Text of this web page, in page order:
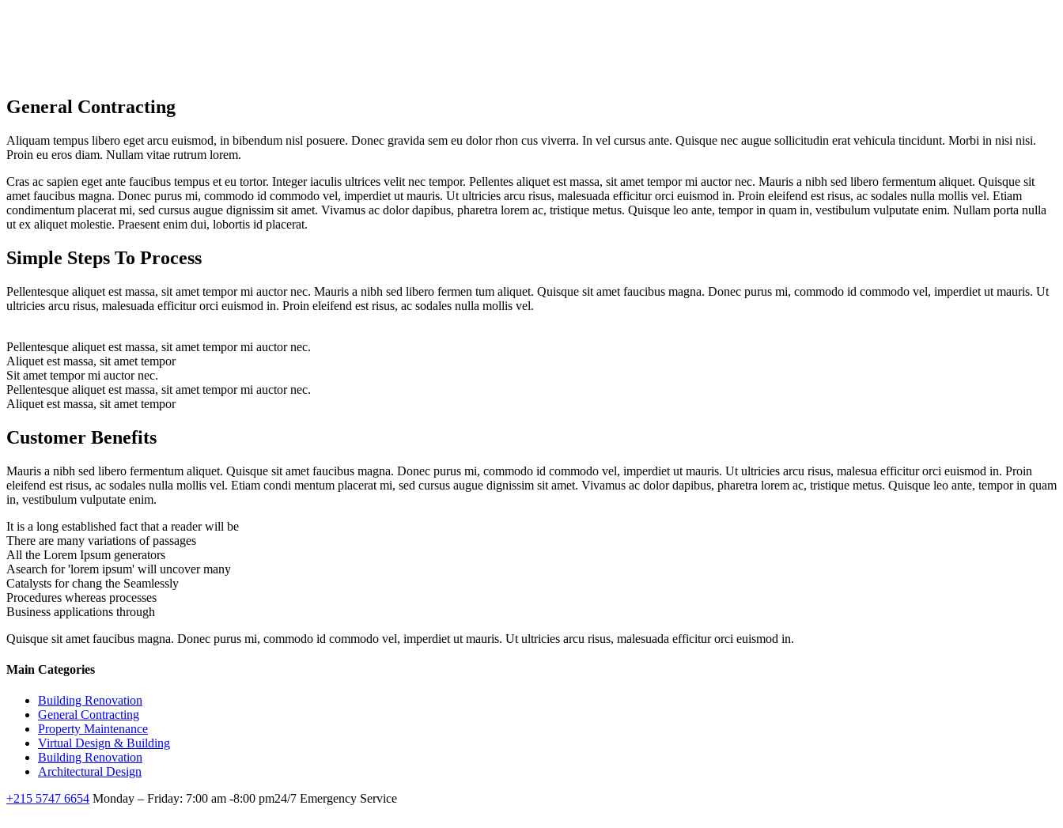
General Contracting
Aliquam tempus libero eget arcu euismod, in bibendum nisl posuere. Donec gravida sem eu dolor rhon cus viverra. In vel cursus ante. Quisque nec augue sollicitudin erat vehicula tincidunt. Morbi in nisi nisi.
Proin eu eros diam. Nullam vitae rutrum lorem.
Cras ac sapien eget ante faucibus tempus et eu tortor. Integer iaculis ultrices velit nec tempor. Pellentes aliquet est massa, sit amet tempor mi auctor nec. Mauris a nibh sed libero fermentum aliquet. Quisque sit
amet faucibus magna. Donec purus mi, commodo id commodo vel, imperdiet ut mauris. Ut ultricies arcu risus, malesuada efficitur orci euismod in. Proin eleifend est risus, ac sodales nulla mollis vel. Etiam
condimentum placerat mi, sed cursus augue dignissim sit amet. Vivamus ac dolor dapibus, pharetra lorem ac, tristique metus. Quisque leo ante, tempor in quam in, vestibulum vulputate enim. Nullam porta nulla
ut ex aliquet molestie. Praesent enim dui, lobortis id placerat.
Simple Steps To Process
Pellentesque aliquet est massa, sit amet tempor mi auctor nec. Mauris a nibh sed libero fermen tum aliquet. Quisque sit amet faucibus magna. Donec purus mi, commodo id commodo vel, imperdiet ut mauris. Ut
ultricies arcu risus, malesuada efficitur orci euismod in. Proin eleifend est risus, ac sodales nulla mollis vel.
Pellentesque aliquet est massa, sit amet tempor mi auctor nec.
Aliquet est massa, sit amet tempor
Sit amet tempor mi auctor nec.
Pellentesque aliquet est massa, sit amet tempor mi auctor nec.
Aliquet est massa, sit amet tempor
Customer Benefits​
Mauris a nibh sed libero fermentum aliquet. Quisque sit amet faucibus magna. Donec purus mi, commodo id commodo vel, imperdiet ut mauris. Ut ultricies arcu risus, malesua efficitur orci euismod in. Proin
eleifend est risus, ac sodales nulla mollis vel. Etiam condi mentum placerat mi, sed cursus augue dignissim sit amet. Vivamus ac dolor dapibus, pharetra lorem ac, tristique metus. Quisque leo ante, tempor in quam
in, vestibulum vulputate enim.
It is a long established fact that a reader will be
There are many variations of passages
All the Lorem Ipsum generators
Asearch for 'lorem ipsum' will uncover many
Catalysts for chang the Seamlessly
Procedures whereas processes
Business applications through
Quisque sit amet faucibus magna. Donec purus mi, commodo id commodo vel, imperdiet ut mauris. Ut ultricies arcu risus, malesuada efficitur orci euismod in.
Main Categories
Building Renovation
General Contracting
Property Maintenance
Virtual Design & Building
Building Renovation
Architectural Design
+215 5747 6654 Monday – Friday: 7:00 am -8:00 pm24/7 Emergency Service